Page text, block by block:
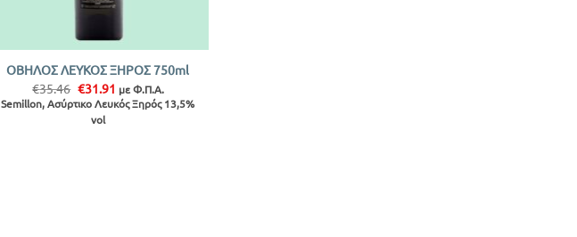
ΟΒΗΛΟΣ ΛΕΥΚΟΣ ΞΗΡΟΣ 750ml
€35.46 Original
price
was:
€35.46.
€31.91 Η
τρέχουσα
τιμή
με Φ.Π.Α.
Semillon, Ασύρτικο Λευκός Ξηρός 13,5%
vol